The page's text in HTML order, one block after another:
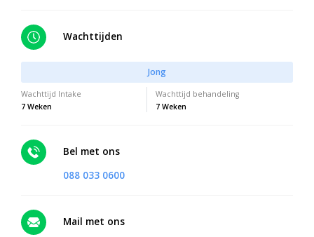
Wachttijden
Jong
Wachttijd Intake
Wachttijd behandeling
7 Weken
7 Weken
Bel met ons
088 033 0600
Mail met ons